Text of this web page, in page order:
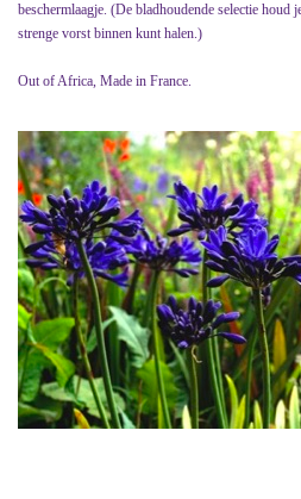
beschermlaagje. (De bladhoudende selectie houd
strenge vorst binnen kunt halen.)
Out of Africa, Made in France.